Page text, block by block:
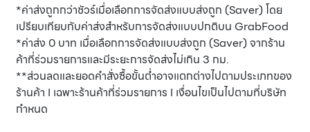
*ค่าส่งถูกกว่าชัวร์เมื่อเลือกการจัดส่งแบบส่งถูก (Saver) โดย
เปรียบเทียบกับค่าส่งสำหรับการจัดส่งแบบปกติบน GrabFood
*ค่าส่ง 0 บาท เมื่อเลือกการจัดส่งแบบส่งถูก (Saver) จากร้าน
ค้าที่ร่วมรายการและมีระยะการจัดส่งไม่เกิน 3 กม.
**ส่วนลดและยอดคำสั่งซื้อขั้นต่ำอาจแตกต่างไปตามประเภทของ
ร้านค้า I เฉพาะร้านค้าที่ร่วมรายการ I เงื่อนไขเป็นไปตามที่บริษัท
กำหนด